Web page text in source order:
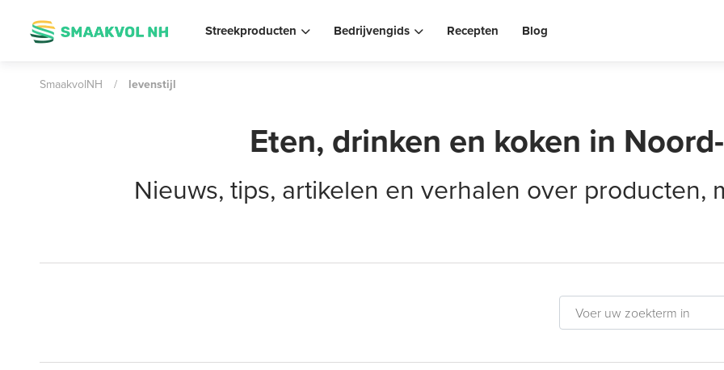
Streekproducten Bedrijvengids Recepten Blog
SmaakvolNH / levenstijl
Eten, drinken en koken in
Nieuws, tips, artikelen en verhalen over producten,